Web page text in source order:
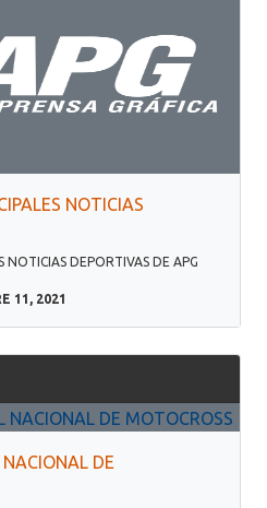
NOTICIAS
NOTICIAS DEPORTIVAS DE APG
11, 2021
DE